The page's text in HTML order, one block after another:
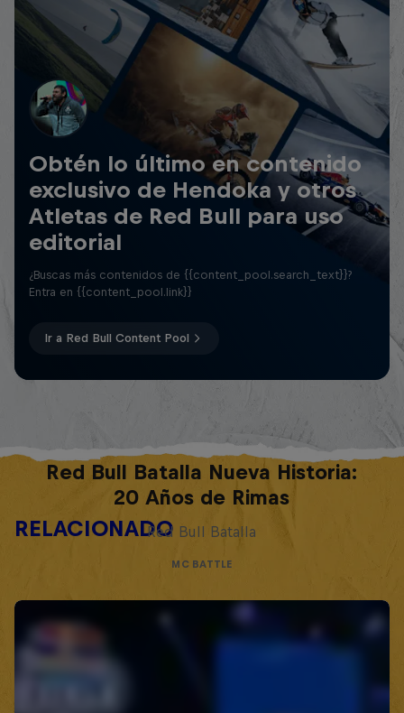
Obtén lo último en contenido
exclusivo de Hendoka y otros
Atletas de Red Bull para uso
editorial
¿Buscas más contenidos de {{content_pool.search_text}}?
Entra en {{content_pool.link}}
Ir a Red Bull Content Pool
RELACIONADO
Red Bull Batalla Nueva Historia:
20 Años de Rimas
Red Bull Batalla
MC BATTLE